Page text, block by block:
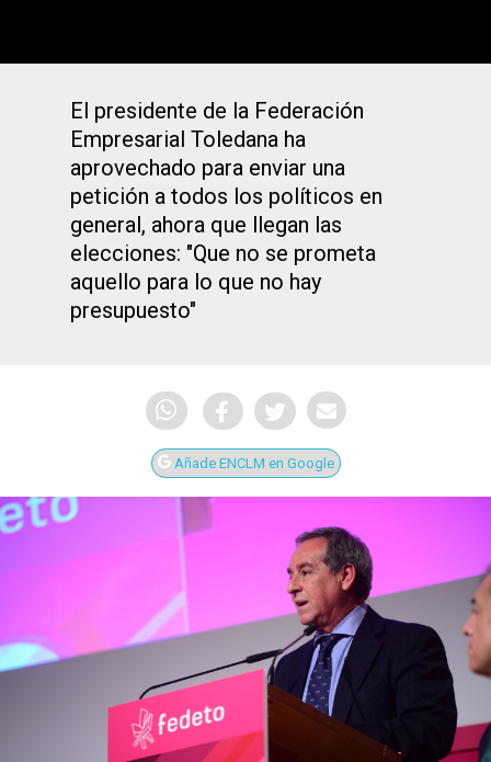
El presidente de la Federación
Empresarial Toledana ha
aprovechado para enviar una
petición a todos los políticos en
general, ahora que llegan las
elecciones: "Que no se prometa
aquello para lo que no hay
presupuesto"
Añade ENCLM en Google